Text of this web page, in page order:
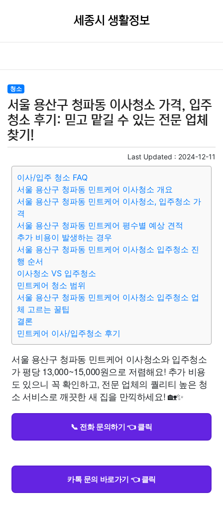
세종시 생활정보
청소
서울 용산구 청파동 이사청소 가격, 입주
청소 후기: 믿고 맡길 수 있는 전문 업체
찾기!
Last Updated : 2024-12-11
이사/입주 청소 FAQ
서울 용산구 청파동 민트케어 이사청소 개요
서울 용산구 청파동 민트케어 이사청소, 입주청소 가
격
서울 용산구 청파동 민트케어 평수별 예상 견적
추가 비용이 발생하는 경우
서울 용산구 청파동 민트케어 이사청소 입주청소 진
행 순서
이사청소 VS 입주청소
민트케어 청소 범위
서울 용산구 청파동 민트케어 이사청소 입주청소 업
체 고르는 꿀팁
결론
민트케어 이사/입주청소 후기
서울 용산구 청파동 민트케어 이사청소와 입주청소
가 평당 13,000~15,000원으로 저렴해요! 추가 비용
도 있으니 꼭 확인하고, 전문 업체의 퀄리티 높은 청
소 서비스로 깨끗한 새 집을 만끽하세요! 🏡✨
📞 전화 문의하기 👈 클릭
카톡 문의 바로가기 👈 클릭